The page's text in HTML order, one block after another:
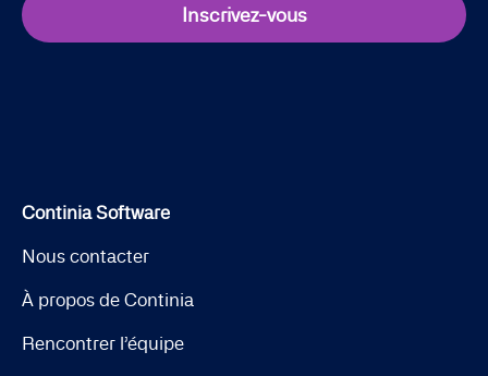
Inscrivez-vous
Continia Software
Nous contacter
À propos de Continia
Rencontrer l’équipe